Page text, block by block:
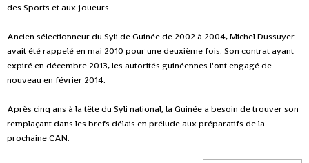
des Sports et aux joueurs.
Ancien sélectionneur du Syli de Guinée de 2002 à 2004, Michel Dussuyer
avait été rappelé en mai 2010 pour une deuxième fois. Son contrat ayant
expiré en décembre 2013, les autorités guinéennes l'ont engagé de
nouveau en février 2014.
Après cinq ans à la tête du Syli national, la Guinée a besoin de trouver son
remplaçant dans les brefs délais en prélude aux préparatifs de la
prochaine CAN.